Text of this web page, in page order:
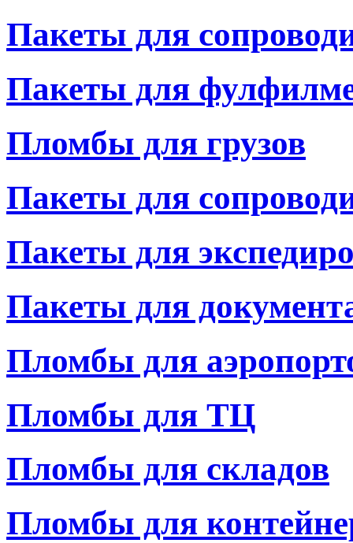
Пакеты для
Пакеты для
Пломбы для грузов
Пакеты для
Пакеты для
Пакеты для
Пломбы для
Пломбы для ТЦ
Пломбы для складов
Пломбы для